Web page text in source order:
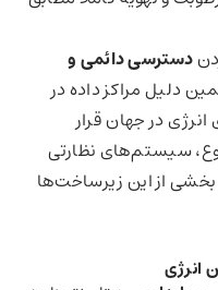
دسترسی دائمی و
دلیل مراکز داده در
در جهان قرار
سیستم‌های نظارتی
از این زیرساخت‌ها
انرژی